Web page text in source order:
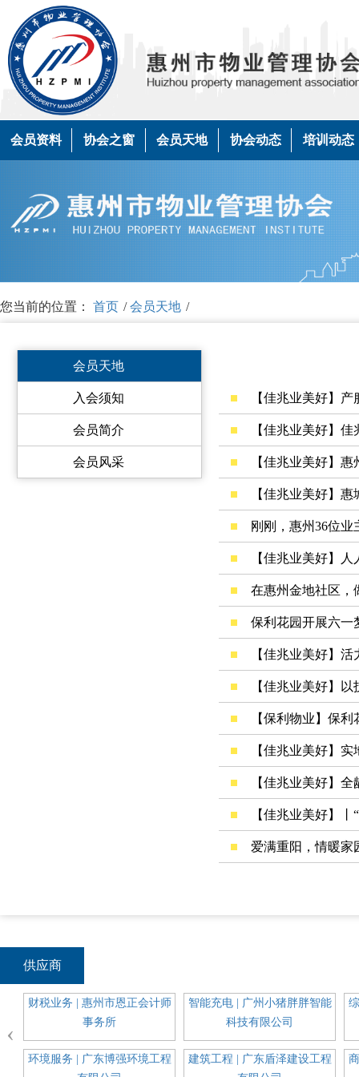
会员资料 协会之窗 会员天地 协会动态 培训动态
您当前的位置： 首页 /会员天地 /
会员天地
入会须知
会员简介
会员风采
刚刚，惠州36位业
在惠州金地社区，
保利花园开展六一
【保利物业】保
【佳兆业美好】
【佳兆业美好】
爱满重阳，情暖家
供应商
‹
财税业务 | 惠州市恩正会计师
事务所
环境服务 | 广东博强环境工程
智能充电 | 广州小猪胖胖智能
科技有限公司
建筑工程 | 广东盾泽建设工程